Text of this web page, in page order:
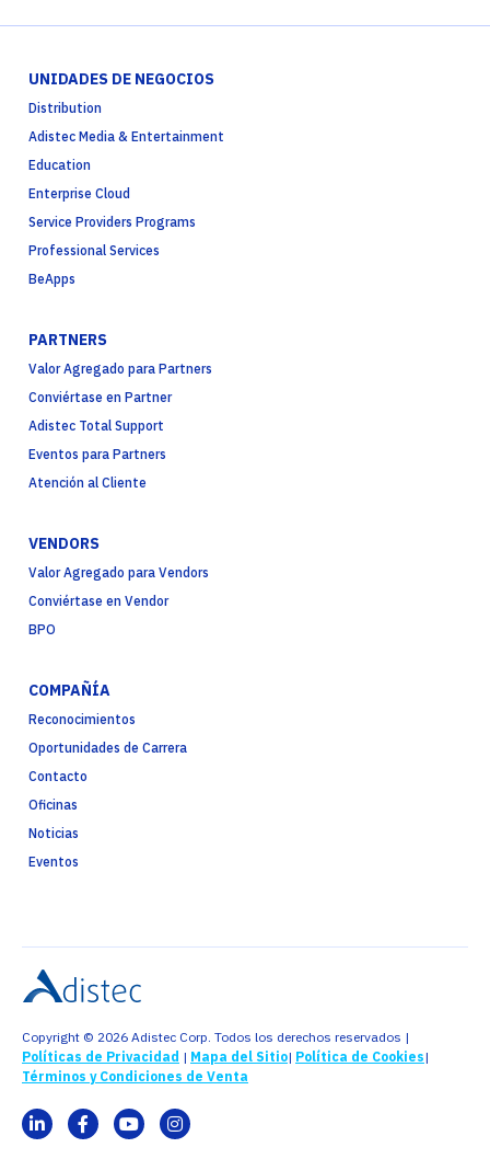
UNIDADES DE NEGOCIOS
Distribution
Adistec Media & Entertainment
Education
Enterprise Cloud
Service Providers Programs
Professional Services
BeApps
PARTNERS
Valor Agregado para Partners
Conviértase en Partner
Adistec Total Support
Eventos para Partners
Atención al Cliente
VENDORS
Valor Agregado para Vendors
Conviértase en Vendor
BPO
COMPAÑÍA
Reconocimientos
Oportunidades de Carrera
Contacto
Oficinas
Noticias
Eventos
Copyright © 2026 Adistec Corp. Todos los derechos reservados |
Políticas de Privacidad | Mapa del Sitio| Política de Cookies|
Términos y Condiciones de Venta